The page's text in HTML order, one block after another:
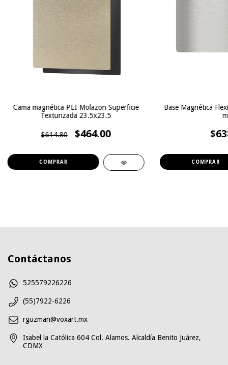
Cama magnética PEI Molazon Superficie
Texturizada 23.5x23.5
$614.80 $464.00
Base Magnética
Contáctanos
525579226226
(55)7922-6226
rguzman@voxart.mx
Isabel la Católica 604 Col. Alamos. Alcaldía Benito Juárez,
CDMX